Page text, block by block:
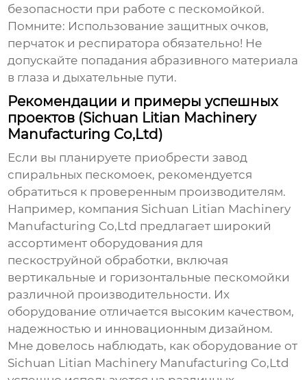
безопасности при работе с пескомойкой.
Помните: Использование защитных очков,
перчаток и респиратора обязательно! Не
допускайте попадания абразивного материала
в глаза и дыхательные пути.
Рекомендации и примеры успешных
проектов (Sichuan Litian Machinery
Manufacturing Co,Ltd)
Если вы планируете приобрестизавод
спиральных пескомоек, рекомендуется
обратиться к проверенным производителям.
Например, компания Sichuan Litian Machinery
Manufacturing Co,Ltd предлагает широкий
ассортимент оборудования для
пескоструйной обработки, включая
вертикальные и горизонтальные пескомойки
различной производительности. Их
оборудование отличается высоким качеством,
надежностью и инновационным дизайном.
Мне довелось наблюдать, как оборудование от
Sichuan Litian Machinery Manufacturing Co,Ltd